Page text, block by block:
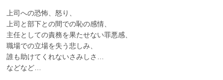
上司への恐怖、怒り、
上司と部下との間での恥の感情、
主任としての責務を果たせない罪悪感、
職場での立場を失う悲しみ、
誰も助けてくれないさみしさ…
などなど…